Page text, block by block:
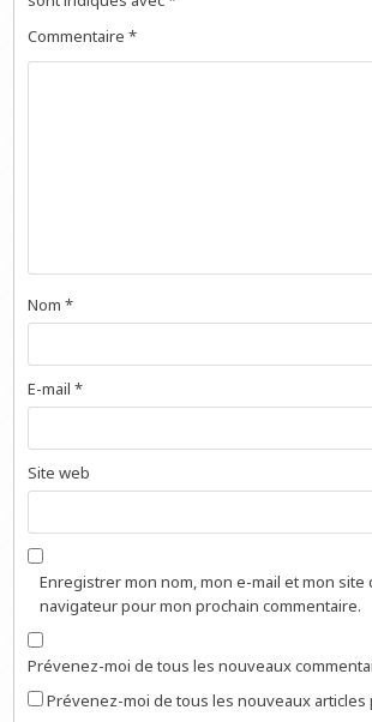
Commentaire*
Nom*
E-mail*
Site web
Enregistrer mon nom, mon e-mail et mon site
navigateur pour mon prochain commentaire.
Prévenez-moi de tous les nouveaux
Prévenez-moi de tous les nouveaux articles